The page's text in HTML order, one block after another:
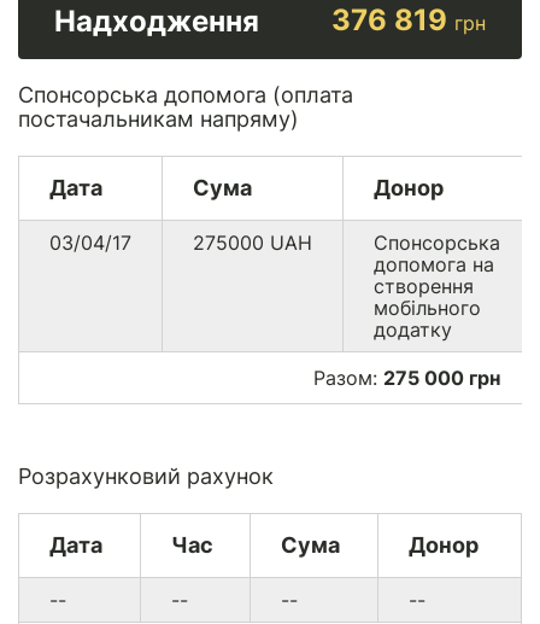
Надходження 376 819 грн
Спонсорська допомога (оплата
постачальникам напряму)
Дата Сума Донор
03/04/17 275000 UAH
Спонсорська
допомога на
створення
мобільного
додатку
Разом: 275 000 грн
Розрахунковий рахунок
Дата Час Сума Донор
-- -- --
--